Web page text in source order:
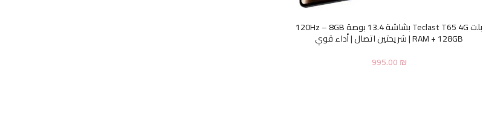
بلت Teclast T65 4G بشاشة 13.4 بوصة 120Hz – 8GB
RAM + 128GB | شريحتين اتصال | أداء قوي
995.00₪